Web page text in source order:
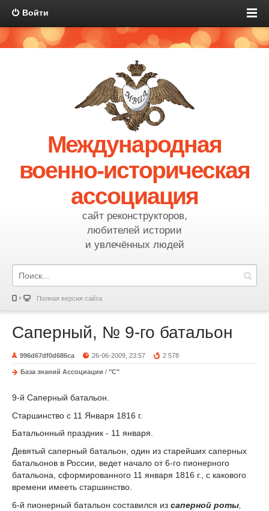
Войти
Международная
военно-историческая
ассоциация
сайт реконструкторов,
любителей истории
и увлечённых людей
Полная версия сайта
Саперный, № 9-го батальон
996d67df0d686ca 26-06-2009, 23:57 2 578
База знаний Ассоциации / "С"
9-й Саперный батальон.
Старшинство с 11 Января 1816 г.
Батальонный праздник - 11 января.
Девятый саперный батальон, один из старейших саперных
батальонов в России, ведет начало от 6-го пионерного
батальона, сформированного 11 января 1816 г., с какового
времени имееть старшинство.
6-й пионерный батальон составился из саперной роты